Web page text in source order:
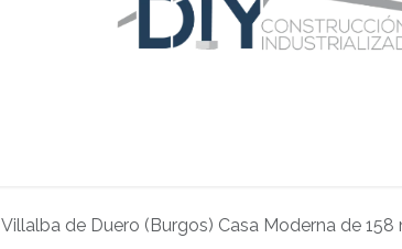
Villalba de Duero (Burgos) Casa Moderna de 158